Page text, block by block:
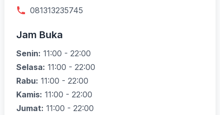
081313235745
Jam Buka
Senin: 11:00 - 22:00
Selasa: 11:00 - 22:00
Rabu: 11:00 - 22:00
Kamis: 11:00 - 22:00
Jumat: 11:00 - 22:00